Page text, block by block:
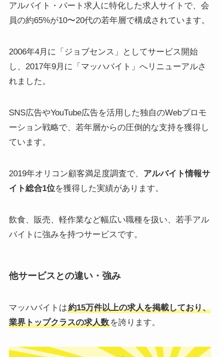
アルバイト・パート求人に特化した求人サイトで、会
員の約65%が10〜20代の若年層で構成されています。
2006年4月に「ジョブセンス」としてサービス開始
し、2017年9月に「マッハバイト」へリニューアルさ
れました。
SNS広告やYouTube広告を活用した独自のWebプロモ
ーション戦略で、若年層からの圧倒的な支持を獲得し
ています。
2019年オリコン顧客満足度調査で、 アルバイト情報サ
イト総合1位を獲得した実績があります。
飲食、販売、軽作業など幅広い職種を扱い、若手アル
バイトに強みを持つサービスです。
他サービスとの違い・強み
マッハバイトは約15万件以上の求人を掲載しており、
業界トップクラスの求人数を誇ります。